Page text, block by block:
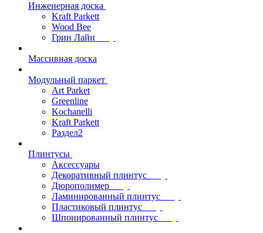
Инженерная доска
Kraft Parkett
Wood Bee
Грин Лайн
Массивная доска
Модульный паркет
Art Parket
Greenline
Kochanelli
Kraft Parkett
Раздел2
Плинтусы
Аксессуары
Декоративный плинтус
Дюрополимер
Ламинированный плинтус
Пластиковый плинтус
Шпонированный плинтус